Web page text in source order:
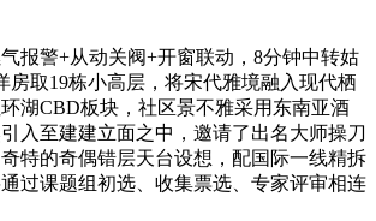
警+从动关阀+开窗联动，8分钟中转姑
房取19栋小高层，将宋代雅境融入现代栖
湖CBD板块，社区景不雅采用东南亚酒
入至建建立面之中，邀请了出名大师操刀
特的奇偶错层天台设想，配国际一线精拆
过课题组初选、收集票选、专家评审相连